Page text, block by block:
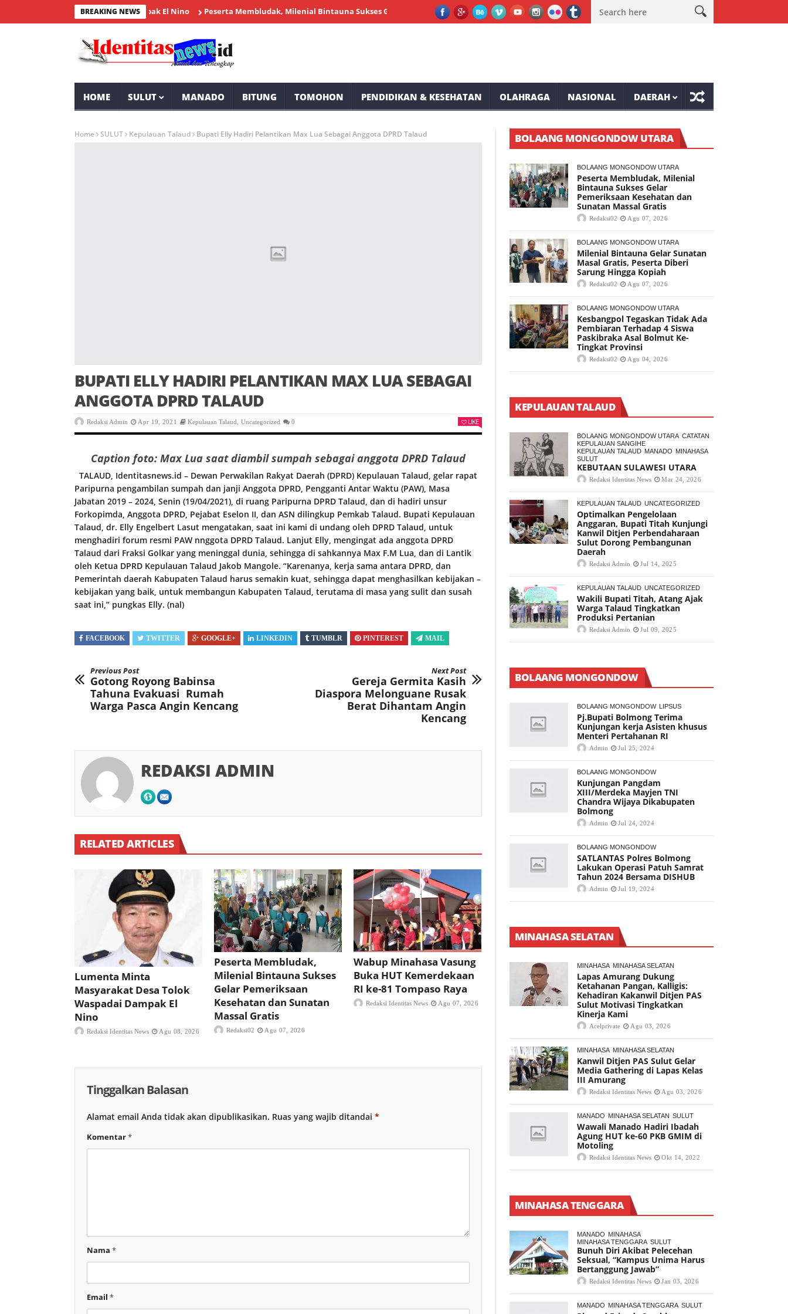
BREAKING NEWS
Desa Tolok Waspadai Dampak El Nino Peserta Membludak, Milenial Bintauna Sukses Gelar Pemeriksaan Kesehatan dan Sunatan Massal Gratis Wabup Minahasa Vasung Buka HUT Kemerdekaan
HOME SULUT MANADO BITUNG TOMOHON PENDIDIKAN & KESEHATAN OLAHRAGA NASIONAL DAERAH
Home SULUT Kepulauan Talaud Bupati Elly Hadiri Pelantikan Max Lua Sebagai Anggota DPRD Talaud
BUPATI ELLY HADIRI PELANTIKAN MAX LUA SEBAGAI
ANGGOTA DPRD TALAUD
Redaksi Admin Apr 19, 2021 Kepulauan Talaud Uncategorized 0 LIKE
Caption foto: Max Lua saat diambil sumpah sebagai anggota DPRD Talaud
TALAUD, Identitasnews.id – Dewan Perwakilan Rakyat Daerah (DPRD) Kepulauan Talaud, gelar rapat
Paripurna pengambilan sumpah dan janji Anggota DPRD, Pengganti Antar Waktu (PAW), Masa
Jabatan 2019 – 2024, Senin (19/04/2021), di ruang Paripurna DPRD Talaud, dan di hadiri unsur
Forkopimda, Anggota DPRD, Pejabat Eselon II, dan ASN dilingkup Pemkab Talaud. Bupati Kepulauan
Talaud, dr. Elly Engelbert Lasut mengatakan, saat ini kami di undang oleh DPRD Talaud, untuk
menghadiri forum resmi PAW nnggota DPRD Talaud. Lanjut Elly, mengingat ada anggota DPRD
Talaud dari Fraksi Golkar yang meninggal dunia, sehingga di sahkannya Max F.M Lua, dan di Lantik
oleh Ketua DPRD Kepulauan Talaud Jakob Mangole. “Karenanya, kerja sama antara DPRD, dan
Pemerintah daerah Kabupaten Talaud harus semakin kuat, sehingga dapat menghasilkan kebijakan –
kebijakan yang baik, untuk membangun Kabupaten Talaud, terutama di masa yang sulit dan susah
saat ini,” pungkas Elly. (nal)
FACEBOOK TWITTER GOOGLE+ LINKEDIN TUMBLR PINTEREST MAIL
Previous Post
Gotong Royong Babinsa
Tahuna Evakuasi Rumah
Warga Pasca Angin Kencang
Next Post
Gereja Germita Kasih
Diaspora Melonguane Rusak
Berat Dihantam Angin
Kencang
REDAKSI ADMIN
RELATED ARTICLES
Lumenta Minta
Masyarakat Desa Tolok
Waspadai Dampak El
Nino
Redaksi Identitas News Agu 08, 2026
Peserta Membludak,
Milenial Bintauna Sukses
Gelar Pemeriksaan
Kesehatan dan Sunatan
Massal Gratis
Redaksi02 Agu 07, 2026
Wabup Minahasa Vasung
Buka HUT Kemerdekaan
RI ke-81 Tompaso Raya
Redaksi Identitas News Agu 07, 2026
Tinggalkan Balasan
Alamat email Anda tidak akan dipublikasikan. Ruas yang wajib ditandai *
Komentar*
Nama *
Email *
BOLAANG MONGONDOW UTARA
BOLAANG MONGONDOW UTARA
Peserta Membludak, Milenial
Bintauna Sukses Gelar
Pemeriksaan Kesehatan dan
Sunatan Massal Gratis
Redaksi02 Agu 07, 2026
BOLAANG MONGONDOW UTARA
Milenial Bintauna Gelar Sunatan
Masal Gratis, Peserta Diberi
Sarung Hingga Kopiah
Redaksi02 Agu 07, 2026
BOLAANG MONGONDOW UTARA
Kesbangpol Tegaskan Tidak Ada
Pembiaran Terhadap 4 Siswa
Paskibraka Asal Bolmut Ke-
Tingkat Provinsi
Redaksi02 Agu 04, 2026
KEPULAUAN TALAUD
BOLAANG MONGONDOW UTARA CATATAN
KEPULAUAN SANGIHE
KEPULAUAN TALAUD MANADO MINAHASA
SULUT
KEBUTAAN SULAWESI UTARA
Redaksi Identitas News Mar 24, 2026
KEPULAUAN TALAUD UNCATEGORIZED
Optimalkan Pengelolaan
Anggaran, Bupati Titah Kunjungi
Kanwil Ditjen Perbendaharaan
Sulut Dorong Pembangunan
Daerah
Redaksi Admin Jul 14, 2025
KEPULAUAN TALAUD UNCATEGORIZED
Wakili Bupati Titah, Atang Ajak
Warga Talaud Tingkatkan
Produksi Pertanian
Redaksi Admin Jul 09, 2025
BOLAANG MONGONDOW
BOLAANG MONGONDOW LIPSUS
Pj.Bupati Bolmong Terima
Kunjungan kerja Asisten khusus
Menteri Pertahanan RI
Admin Jul 25, 2024
BOLAANG MONGONDOW
Kunjungan Pangdam
XIII/Merdeka Mayjen TNI
Chandra Wijaya Dikabupaten
Bolmong
Admin Jul 24, 2024
BOLAANG MONGONDOW
SATLANTAS Polres Bolmong
Lakukan Operasi Patuh Samrat
Tahun 2024 Bersama DISHUB
Admin Jul 19, 2024
MINAHASA SELATAN
MINAHASA MINAHASA SELATAN
Lapas Amurang Dukung
Ketahanan Pangan, Kalligis:
Kehadiran Kakanwil Ditjen PAS
Sulut Motivasi Tingkatkan
Kinerja Kami
Acelprivate Agu 03, 2026
MINAHASA MINAHASA SELATAN
Kanwil Ditjen PAS Sulut Gelar
Media Gathering di Lapas Kelas
III Amurang
Redaksi Identitas News Agu 03, 2026
MANADO MINAHASA SELATAN SULUT
Wawali Manado Hadiri Ibadah
Agung HUT ke-60 PKB GMIM di
Motoling
Redaksi Identitas News Okt 14, 2022
MINAHASA TENGGARA
MANADO MINAHASA
MINAHASA TENGGARA SULUT
Bunuh Diri Akibat Pelecehan
Seksual, “Kampus Unima Harus
Bertanggung Jawab”
Redaksi Identitas News Jan 03, 2026
MANADO MINAHASA TENGGARA SULUT